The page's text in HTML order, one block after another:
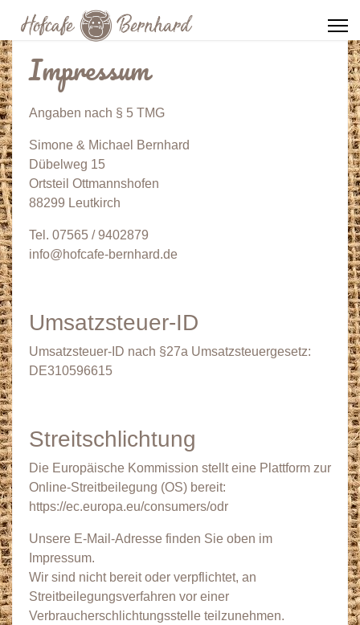
Impressum
Angaben nach § 5 TMG
Simone & Michael Bernhard
Dübelweg 15
Ortsteil Ottmannshofen
88299 Leutkirch
Tel. 07565 / 9402879
info@hofcafe-bernhard.de
Umsatzsteuer-ID
Umsatzsteuer-ID nach §27a Umsatzsteuergesetz:
DE310596615
Streitschlichtung
Die Europäische Kommission stellt eine Plattform zur
Online-Streitbeilegung (OS) bereit:
https://ec.europa.eu/consumers/odr
Unsere E-Mail-Adresse finden Sie oben im
Impressum.
Wir sind nicht bereit oder verpflichtet, an
Streitbeilegungsverfahren vor einer
Verbraucherschlichtungsstelle teilzunehmen.